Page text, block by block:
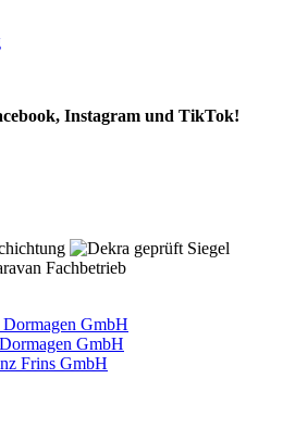
Instagram und TikTok!